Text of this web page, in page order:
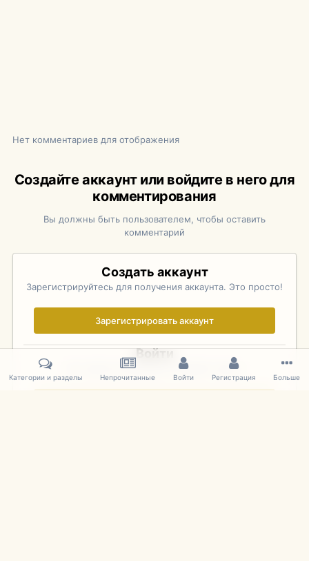
Нет комментариев для отображения
Создайте аккаунт или войдите в него для
комментирования
Вы должны быть пользователем, чтобы оставить
комментарий
Создать аккаунт
Зарегистрируйтесь для получения аккаунта. Это просто!
Зарегистрировать аккаунт
Войти
Уже зарегистрированы? Войдите здесь.
Категории и разделы Непрочитанные Войти Регистрация Больше